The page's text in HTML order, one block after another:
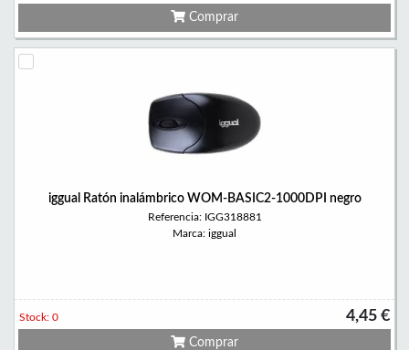
Comprar
iggual Ratón inalámbrico WOM-BASIC2-1000DPI negro
Referencia: IGG318881
Marca: iggual
4,45 €
Stock: 0
Comprar